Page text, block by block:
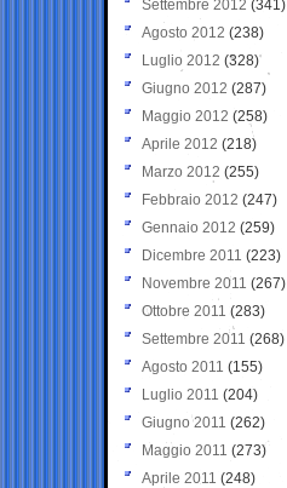
Settembre 2012 (341)
Agosto 2012 (238)
Luglio 2012 (328)
Giugno 2012 (287)
Maggio 2012 (258)
Aprile 2012 (218)
Marzo 2012 (255)
Febbraio 2012 (247)
Gennaio 2012 (259)
Dicembre 2011 (223)
Novembre 2011 (267)
Ottobre 2011 (283)
Settembre 2011 (268)
Agosto 2011 (155)
Luglio 2011 (204)
Giugno 2011 (262)
Maggio 2011 (273)
Aprile 2011 (248)